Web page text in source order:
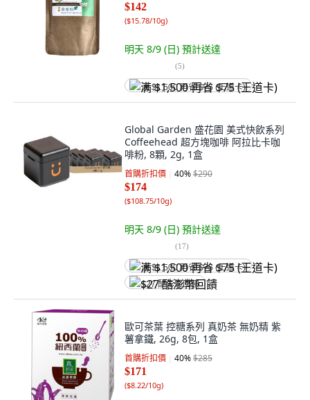
$142
($15.78/10g)
明天 8/9 (日) 預計送達
(5)
满 $1,500 再省 $75 (王道卡)
Global Garden 盛花園 美式快飲系列
Coffeehead 超方塊咖啡 阿拉比卡咖
啡粉, 8顆, 2g, 1盒
首購折扣價 40%$290
$174
($108.75/10g)
明天 8/9 (日) 預計送達
(17)
满 $1,500 再省 $75 (王道卡)
$27 酷澎幣回饋
歐可茶葉 控糖系列 真奶茶 無奶精 紫
薯拿鐵, 26g, 8包, 1盒
首購折扣價 40%$285
$171
($8.22/10g)